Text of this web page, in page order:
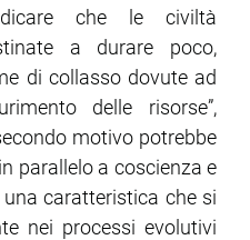
che le civiltà
a durare poco,
di collasso dovute ad
delle risorse”,
motivo potrebbe
parallelo a coscienza e
caratteristica che si
nei processi evolutivi